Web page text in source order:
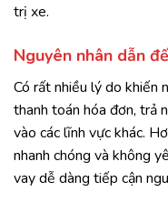
trị xe.
Nguyên nhân dẫn
Có rất nhiều lý do khiến
thanh toán hóa đơn, trả
vào các lĩnh vực khác.
nhanh chóng và không
vay dễ dàng tiếp cận